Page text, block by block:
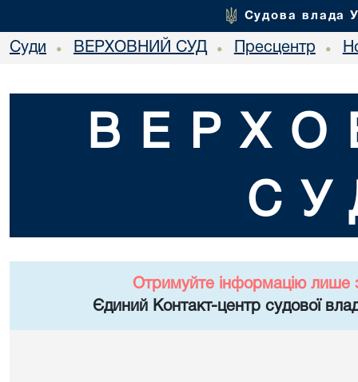
Судова влада
Суди • ВЕРХОВНИЙ СУД • Пресцентр •
Отримуйте інформацію лише
Єдиний Контакт-центр судової